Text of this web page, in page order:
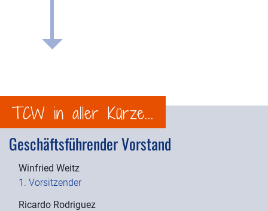
TCW in aller Kürze...
Geschäftsführender Vorstand
Winfried Weitz
1. Vorsitzender
Ricardo Rodriguez